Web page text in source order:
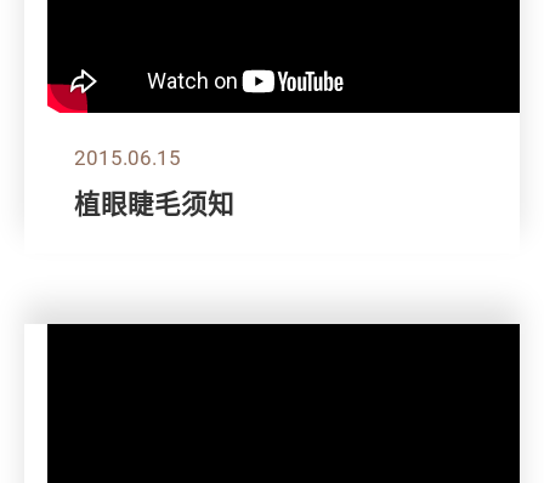
2015.06.15
植眼睫毛须知